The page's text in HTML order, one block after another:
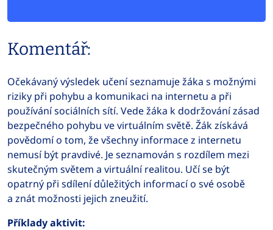
Komentář:
Očekávaný výsledek učení seznamuje žáka s možnými
riziky při pohybu a komunikaci na internetu a při
používání sociálních sítí. Vede žáka k dodržování zásad
bezpečného pohybu ve virtuálním světě. Žák získává
povědomí o tom, že všechny informace z internetu
nemusí být pravdivé. Je seznamován s rozdílem mezi
skutečným světem a virtuální realitou. Učí se být
opatrný při sdílení důležitých informací o své osobě
a znát možnosti jejich zneužití.
Příklady aktivit: